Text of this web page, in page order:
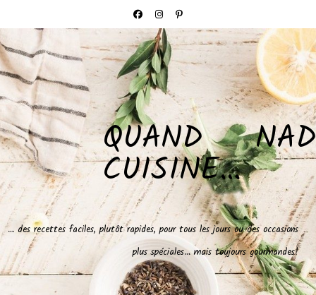
QUAND NAD
CUISINE…
… des recettes faciles, plutôt rapides, pour tous les jours ou des occasions
plus spéciales… mais toujours gourmandes!